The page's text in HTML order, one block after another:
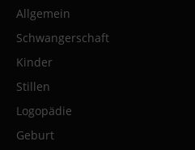
Allgemein
Schwangerschaft
Kinder
Stillen
Logopädie
Geburt